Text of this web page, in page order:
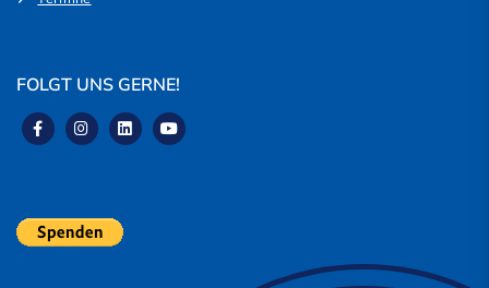
FOLGT UNS GERNE!